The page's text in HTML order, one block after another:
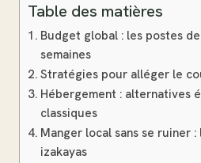
Table des matières
Budget global : les postes
semaines
Stratégies pour alléger le
Hébergement : alternatives
classiques
Manger local sans se ruiner
izakayas